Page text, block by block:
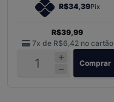
R$34,39Pix
R$39,99
7x de R$6,42 no cartão
Comprar